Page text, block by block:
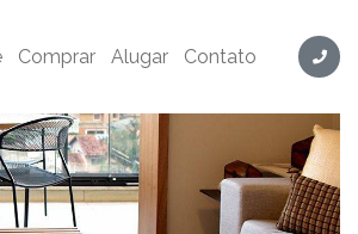
Comprar Alugar Contato